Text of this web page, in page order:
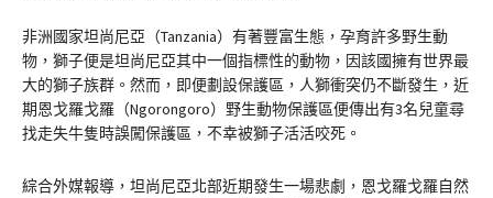
非洲國家坦尚尼亞（Tanzania）有著豐富生態，孕育許多野生動
物，獅子便是坦尚尼亞其中一個指標性的動物，因該國擁有世界最
大的獅子族群。然而，即便劃設保護區，人獅衝突仍不斷發生，近
期恩戈羅戈羅（Ngorongoro）野生動物保護區便傳出有3名兒童尋
找走失牛隻時誤闖保護區，不幸被獅子活活咬死。
綜合外媒報導，坦尚尼亞北部近期發生一場悲劇，恩戈羅戈羅自然